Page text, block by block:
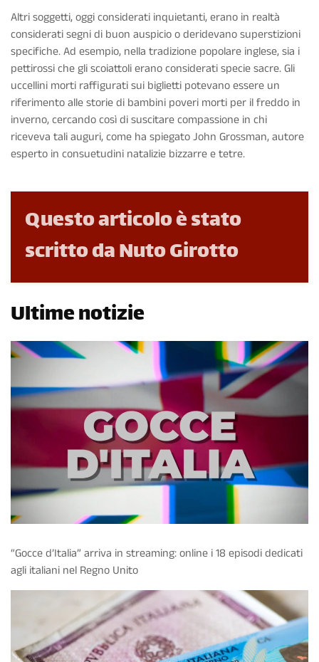
Altri soggetti, oggi considerati inquietanti, erano in realtà
considerati segni di buon auspicio o deridevano superstizioni
specifiche. Ad esempio, nella tradizione popolare inglese, sia i
pettirossi che gli scoiattoli erano considerati specie sacre. Gli
uccellini morti raffigurati sui biglietti potevano essere un
riferimento alle storie di bambini poveri morti per il freddo in
inverno, cercando così di suscitare compassione in chi
riceveva tali auguri, come ha spiegato John Grossman, autore
esperto in consuetudini natalizie bizzarre e tetre.
Questo articolo è stato
scritto da Nuto Girotto
Ultime notizie
“Gocce d’Italia” arriva in streaming: online i 18 episodi dedicati
agli italiani nel Regno Unito